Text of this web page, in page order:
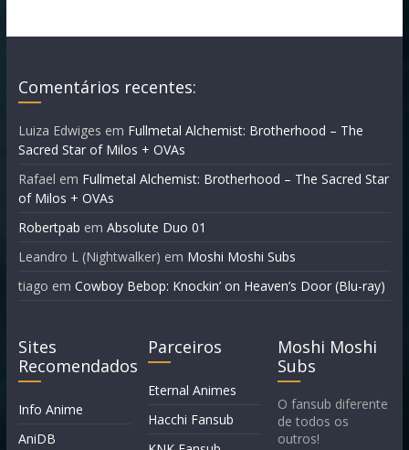
Comentários recentes:
Luiza Edwiges em Fullmetal Alchemist: Brotherhood – The
Sacred Star of Milos + OVAs
Rafael em Fullmetal Alchemist: Brotherhood – The Sacred Star
of Milos + OVAs
Robertpab em Absolute Duo 01
Leandro L (Nightwalker) em Moshi Moshi Subs
tiago em Cowboy Bebop: Knockin’ on Heaven’s Door (Blu-ray)
Sites
Recomendados
Info Anime
AniDB
Parceiros
Eternal Animes
Hacchi Fansub
Moshi Moshi
Subs
O fansub diferente
de todos os
outros!